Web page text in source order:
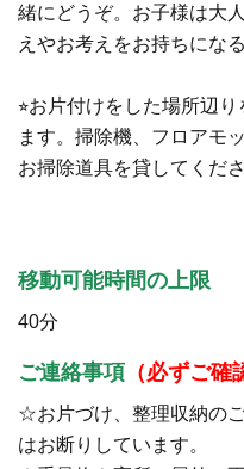
緒にどうぞ。お子様は大
えやお考えをお持ちにな
⭐︎お片付けをした場所辺
ます。掃除機、フロアモ
お掃除道具を貸してくださ
移動可能時間の上限
40分
ご連絡事項 （必ずご確
☆お片づけ、整理収納の
はお断りしています。